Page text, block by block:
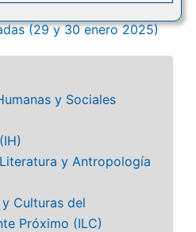
(29 y 30 enero 2025)
y Sociales
y Antropología
Culturas del
Próximo (ILC)